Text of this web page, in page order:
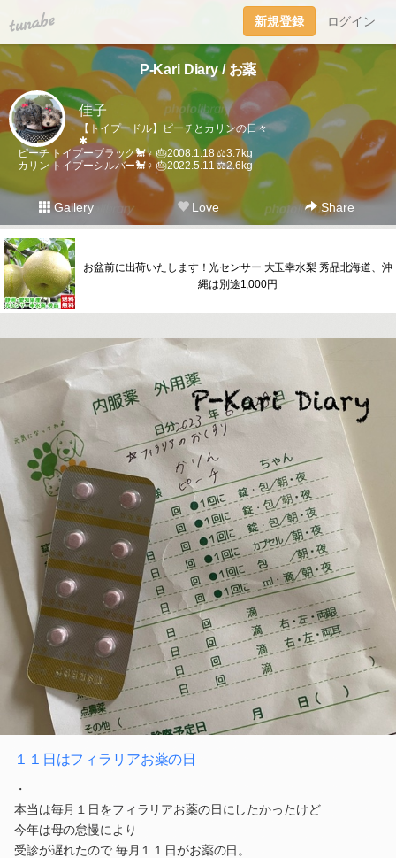
tuna.be 新規登録 ログイン
P-Kari Diary / お薬
佳子
【トイプードル】ピーチとカリンの日々
✱
ピーチ トイプーブラック🐩♀ 🎂2008.1.18 ⚖️3.7kg
カリン トイプーシルバー🐩♀ 🎂2022.5.11 ⚖️2.6kg
Gallery Love Share
お盆前に出荷いたします！光センサー 大玉幸水梨 秀品北海道、沖
縄は別途1,000円
１１日はフィラリアお薬の日
・
本当は毎月１日をフィラリアお薬の日にしたかったけど
今年は母の怠慢により
受診が遅れたので 毎月１１日がお薬の日。